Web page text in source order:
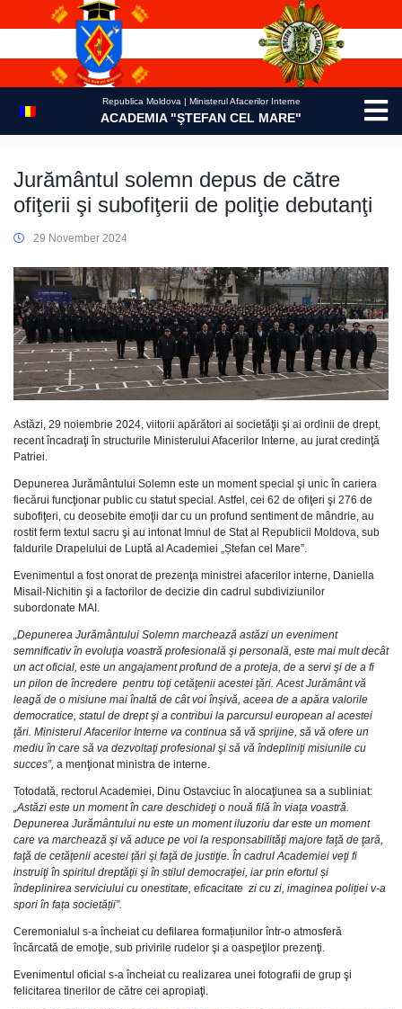
Republica Moldova | Ministerul Afacerilor Interne
ACADEMIA "ŞTEFAN CEL MARE"
Jurământul solemn depus de către
ofiţerii şi subofiţerii de poliţie debutanţi
29 November 2024
Astăzi, 29 noiembrie 2024, viitorii apărători ai societăţii şi ai ordinii de drept,
recent încadraţi în structurile Ministerului Afacerilor Interne, au jurat credinţă
Patriei.
Depunerea Jurământului Solemn este un moment special şi unic în cariera
fiecărui funcţionar public cu statut special. Astfel, cei 62 de ofiţeri şi 276 de
subofiţeri, cu deosebite emoţii dar cu un profund sentiment de mândrie, au
rostit ferm textul sacru şi au intonat Imnul de Stat al Republicii Moldova, sub
faldurile Drapelului de Luptă al Academiei „Ștefan cel Mare”.
Evenimentul a fost onorat de prezenţa ministrei afacerilor interne, Daniella
Misail-Nichitin şi a factorilor de decizie din cadrul subdiviziunilor
subordonate MAI.
„Depunerea Jurământului Solemn marchează astăzi un eveniment
semnificativ în evoluţia voastră profesională şi personală, este mai mult decât
un act oficial, este un angajament profund de a proteja, de a servi şi de a fi
un pilon de încredere pentru toţi cetăţenii acestei ţări. Acest Jurământ vă
leagă de o misiune mai înaltă de cât voi înşivă, aceea de a apăra valorile
democratice, statul de drept şi a contribui la parcursul european al acestei
ţări. Ministerul Afacerilor Interne va continua să vă sprijine, să vă ofere un
mediu în care să va dezvoltaţi profesional şi să vă îndepliniţi misiunile cu
succes”, a menţionat ministra de interne.
Totodată, rectorul Academiei, Dinu Ostavciuc în alocaţiunea sa a subliniat:
„Astăzi este un moment în care deschideţi o nouă filă în viaţa voastră.
Depunerea Jurământului nu este un moment iluzoriu dar este un moment
care va marchează şi vă aduce pe voi la responsabilităţi majore faţă de ţară,
faţă de cetăţenii acestei ţări şi faţă de justiţie. În cadrul Academiei veţi fi
instruiţi în spiritul dreptăţii şi în stilul democraţiei, iar prin efortul și
îndeplinirea serviciului cu onestitate, eficacitate zi cu zi, imaginea poliției v-a
spori în fața societății”.
Ceremonialul s-a încheiat cu defilarea formațiunilor într-o atmosferă
încărcată de emoţie, sub privirile rudelor şi a oaspeţilor prezenţi.
Evenimentul oficial s-a încheiat cu realizarea unei fotografii de grup şi
felicitarea tinerilor de către cei apropiaţi.